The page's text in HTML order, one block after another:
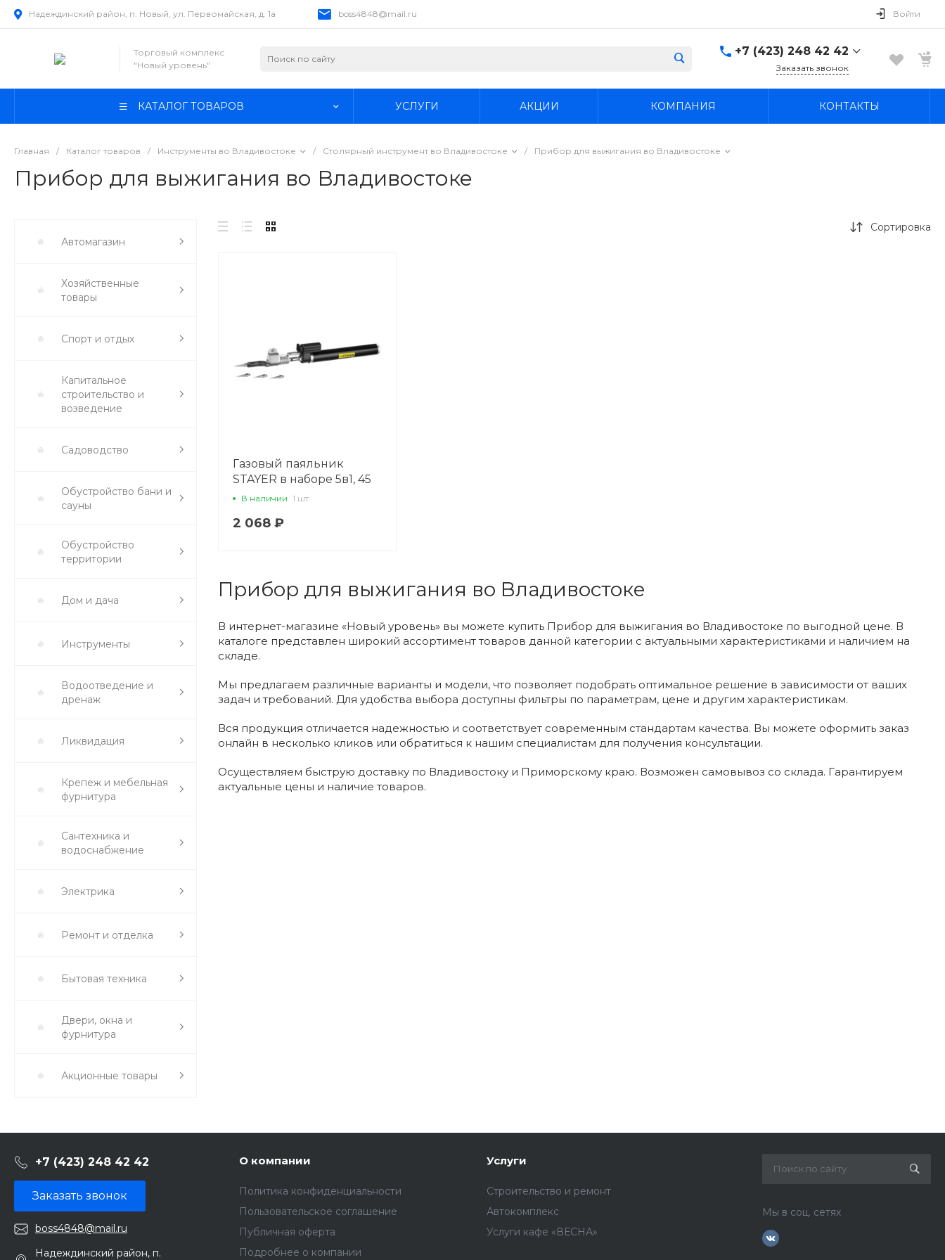
Надеждинский район, п. Новый, ул. Первомайская, д. 1а boss4848@mail.ru Войти
Торговый комплекс
"Новый уровень"
+7 (423) 248 42 42
Надеждинский район, п.
Заказать звонок
КАТАЛОГ ТОВАРОВ УСЛУГИ АКЦИИ КОМПАНИЯ КОНТАКТЫ
Главная / Каталог товаров / Инструменты во Владивостоке / Столярный инструмент во Владивостоке / Прибор для выжигания во Владивостоке
Прибор для выжигания во Владивостоке
Автомагазин
Хозяйственные
товары
Спорт и отдых
Капитальное
строительство и
возведение
Садоводство
Обустройство бани и
сауны
Обустройство
территории
Дом и дача
Инструменты
Водоотведение и
дренаж
Ликвидация
Крепеж и мебельная
фурнитура
Сантехника и
водоснабжение
Электрика
Ремонт и отделка
Бытовая техника
Двери, окна и
фурнитура
Акционные товары
Сортировка
Газовый паяльник
STAYER в наборе 5в1, 45
Вт, пьезоподжиг,
55505-Н6
В наличии 1 шт
2 068 ₽
Прибор для выжигания во Владивостоке
В интернет-магазине «Новый уровень» вы можете купить Прибор для выжигания во Владивостоке по выгодной цене. В
каталоге представлен широкий ассортимент товаров данной категории с актуальными характеристиками и наличием на
складе.
Мы предлагаем различные варианты и модели, что позволяет подобрать оптимальное решение в зависимости от ваших
задач и требований. Для удобства выбора доступны фильтры по параметрам, цене и другим характеристикам.
Вся продукция отличается надежностью и соответствует современным стандартам качества. Вы можете оформить заказ
онлайн в несколько кликов или обратиться к нашим специалистам для получения консультации.
Осуществляем быструю доставку по Владивостоку и Приморскому краю. Возможен самовывоз со склада. Гарантируем
актуальные цены и наличие товаров.
+7 (423) 248 42 42
Заказать звонок
boss4848@mail.ru
Надеждинский район, п.
О компании
Политика конфиденциальности
Пользовательское соглашение
Публичная оферта
Подробнее о компании
Услуги
Строительство и ремонт
Автокомплекс
Услуги кафе «ВЕСНА»
Мы в соц. сетях